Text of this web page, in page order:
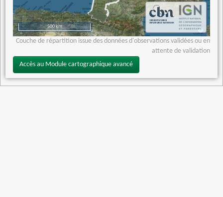
500 km
Couche de répartition issue des données d'observations validées ou en
attente de validation
Accès au Module cartographique avancé